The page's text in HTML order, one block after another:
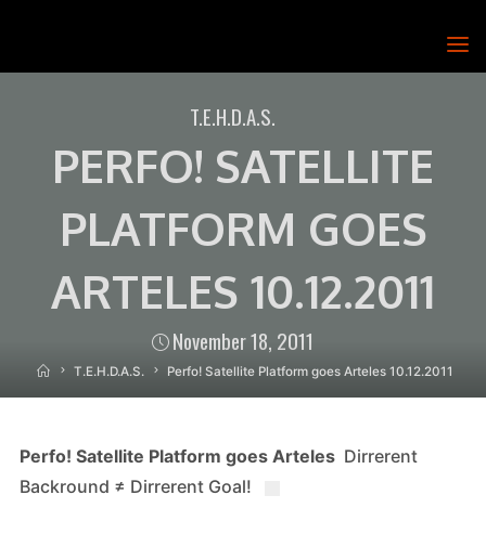
T.E.H.D.A.S.
PERFO! SATELLITE
PLATFORM GOES
ARTELES 10.12.2011
November 18, 2011
HomeT.E.H.D.A.S. Perfo! Satellite Platform goes Arteles 10.12.2011
Perfo! Satellite Platform goes Arteles Dirrerent
Backround ≠ Dirrerent Goal!